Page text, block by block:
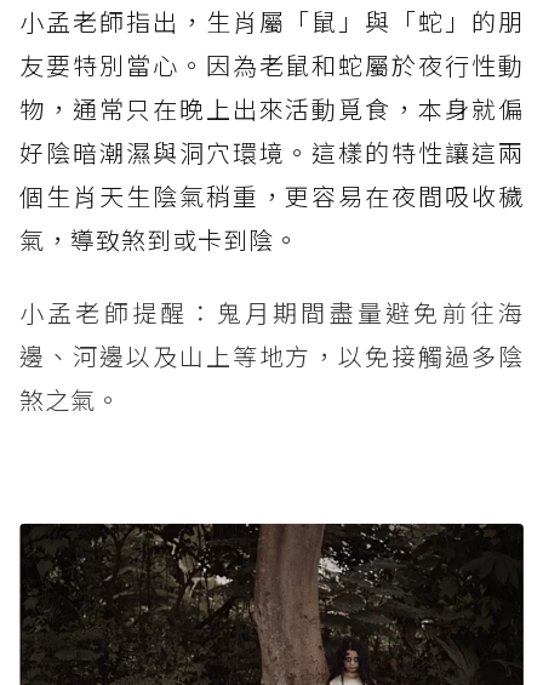
小孟老師指出，生肖屬「鼠」與「蛇」的朋
友要特別當心。因為老鼠和蛇屬於夜行性動
物，通常只在晚上出來活動覓食，本身就偏
好陰暗潮濕與洞穴環境。這樣的特性讓這兩
個生肖天生陰氣稍重，更容易在夜間吸收穢
氣，導致煞到或卡到陰。
小孟老師提醒：鬼月期間盡量避免前往海
邊、河邊以及山上等地方，以免接觸過多陰
煞之氣。